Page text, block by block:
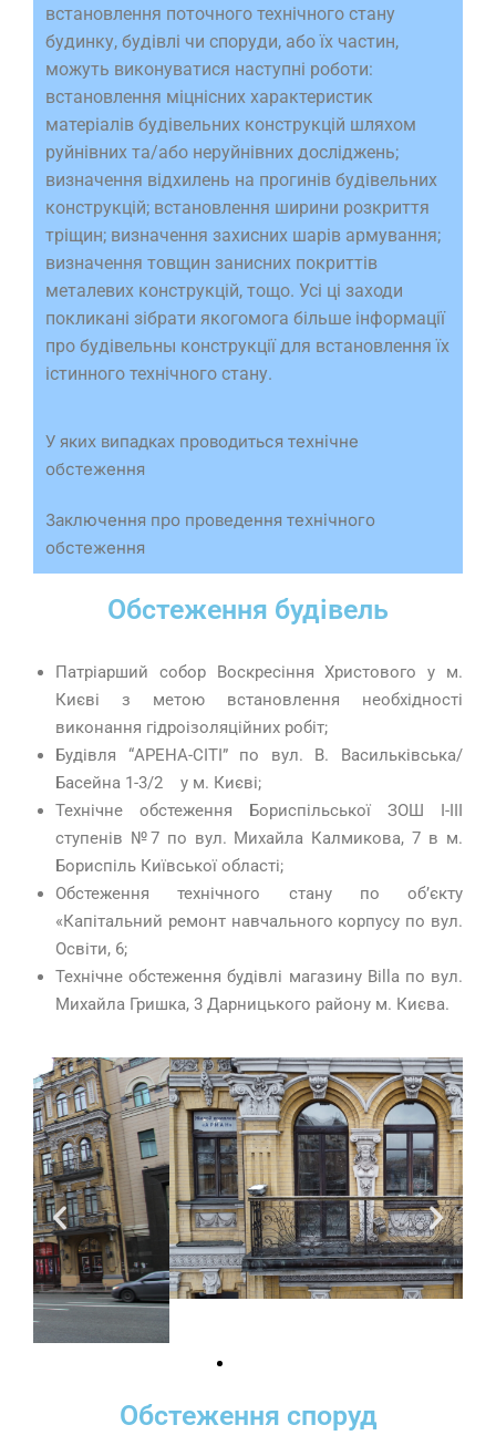
встановлення поточного технічного стану
будинку, будівлі чи споруди, або їх частин,
можуть виконуватися наступні роботи:
встановлення міцнісних характеристик
матеріалів будівельних конструкцій шляхом
руйнівних та/або неруйнівних досліджень;
визначення відхилень на прогинів будівельних
конструкцій; встановлення ширини розкриття
тріщин; визначення захисних шарів армування;
визначення товщин занисних покриттів
металевих конструкцій, тощо. Усі ці заходи
покликані зібрати якогомога більше інформації
про будівельны конструкції для встановлення їх
істинного технічного стану.
У яких випадках проводиться технічне
обстеження
Заключення про проведення технічного
обстеження
Обстеження будівель
Патріарший собор Воскресіння Христового у м.
Києві з метою встановлення необхідності
виконання гідроізоляційних робіт;
Будівля “АРЕНА-СІТІ” по вул. В. Васильківська/
Басейна 1-3/2 у м. Києві;
Технічне обстеження Бориспільської ЗОШ І-ІІІ
ступенів №7 по вул. Михайла Калмикова, 7 в м.
Бориспіль Київської області;
Обстеження технічного стану по об’єкту
«Капітальний ремонт навчального корпусу по вул.
Освіти, 6;
Технічне обстеження будівлі магазину Billa по вул.
Михайла Гришка, 3 Дарницького району м. Києва.
Обстеження споруд